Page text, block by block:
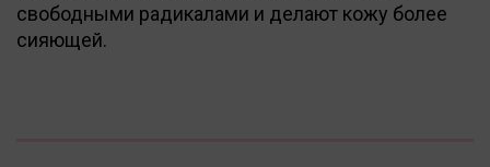
свободными радикалами и делают кожу более
сияющей.